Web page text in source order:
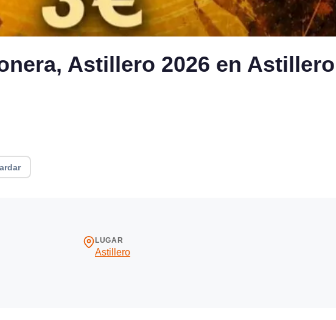
Astillero 2026 en
LUGAR
Astillero